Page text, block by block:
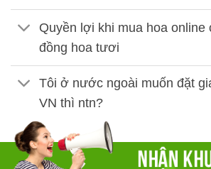
Quyền lợi khi mua hoa online
đồng hoa tươi
Tôi ở nước ngoài muốn đặt
VN thì ntn?